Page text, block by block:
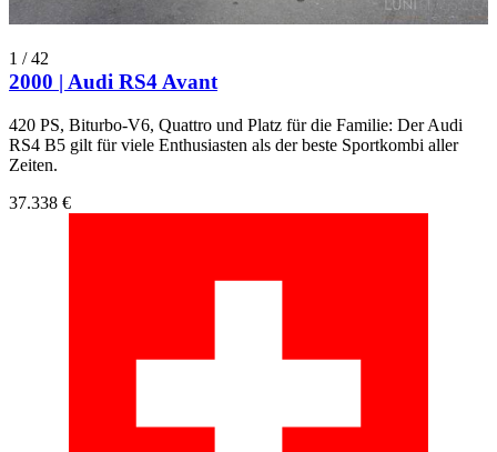
1 /42
2000 | Audi RS4 Avant
420 PS, Biturbo-V6, Quattro und Platz für die Familie: Der Audi
RS4 B5 gilt für viele Enthusiasten als der beste Sportkombi aller
Zeiten.
37.338 €